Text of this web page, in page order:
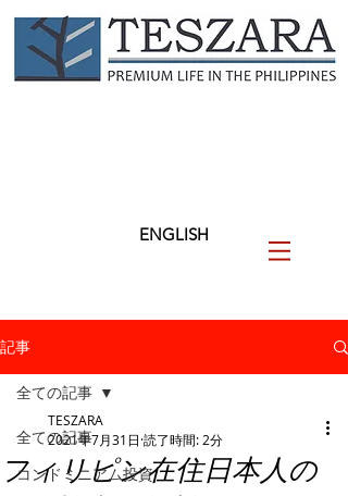
ENGLISH
記事
全ての記事
コンドミニアム投資
全ての記事
フィリピン在住日本人の
TESZARA
2021年7月31日 読了時間: 2分